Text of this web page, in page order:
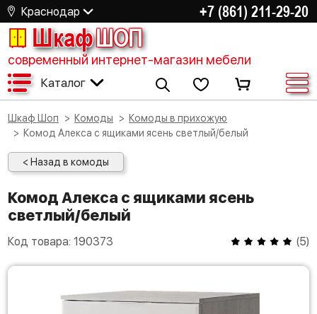
Краснодар +7 (861) 211-29-20
ШкафШОП
современный интернет-магазин мебели
Каталог
Шкаф Шоп Комоды
Комоды в прихожую
Комод Алекса с ящиками ясень светлый/белый
< Назад в комоды
Комод Алекса с ящиками ясень
светлый/белый
Код товара: 190373 (5)